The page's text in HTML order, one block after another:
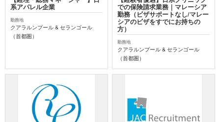
系アパレル企業
勤務地
クアラルンプール & セランゴール
（首都圏）
での保険請求業務｜マレーシア
勤務（ビザサポートなし/マレー
シアのビザをすでにお持ちの
方）
勤務地
クアラルンプール & セランゴール
（首都圏）